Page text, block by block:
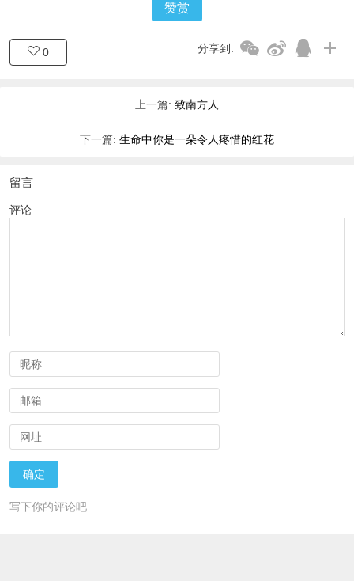
赞赏
0 分享到:
上一篇: 致南方人
下一篇: 生命中你是一朵令人疼惜的红花
留言
评论
写下你的评论吧